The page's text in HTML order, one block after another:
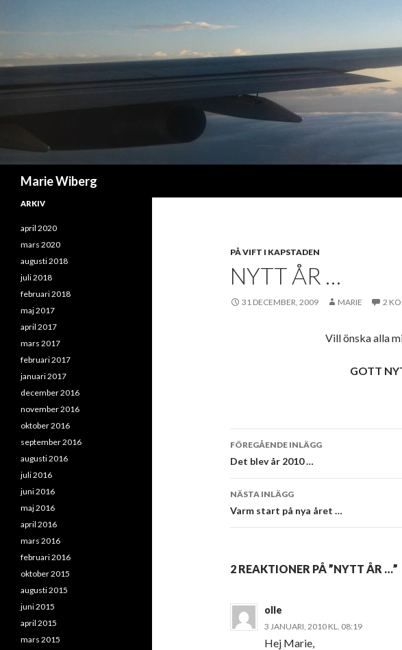
Marie Wiberg
PÅ VIFT I KAPSTADEN
NYTT ÅR …
31 DECEMBER, 2009 MARIE 2
Vill önska alla
GOTT
Inläggsnavigering
FÖREGÅENDE INLÄGG
Det blev år 2010 …
NÄSTA INLÄGG
Varm start på nya året …
2 REAKTIONER PÅ ”NYTT ÅR …”
olle
3 JANUARI, 2010 KL. 08:19
Hej Marie,
ARKIV
april 2020
mars 2020
augusti 2018
juli 2018
februari 2018
maj 2017
april 2017
mars 2017
februari 2017
januari 2017
december 2016
november 2016
oktober 2016
september 2016
augusti 2016
juli 2016
juni 2016
maj 2016
april 2016
mars 2016
februari 2016
oktober 2015
augusti 2015
juni 2015
april 2015
mars 2015